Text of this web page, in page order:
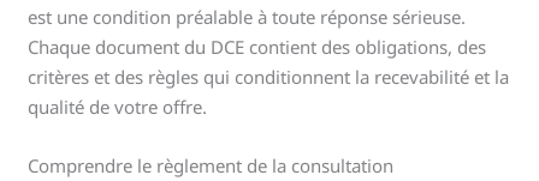
est une condition préalable à toute réponse sérieuse.
Chaque document du DCE contient des obligations, des
critères et des règles qui conditionnent la recevabilité et la
qualité de votre offre.
Comprendre le règlement de la consultation